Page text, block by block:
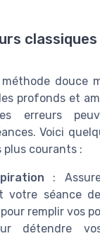
classiques
douce
profonds et
erreurs
Voici
plus courants :
:
votre séance
remplir vos
détendre